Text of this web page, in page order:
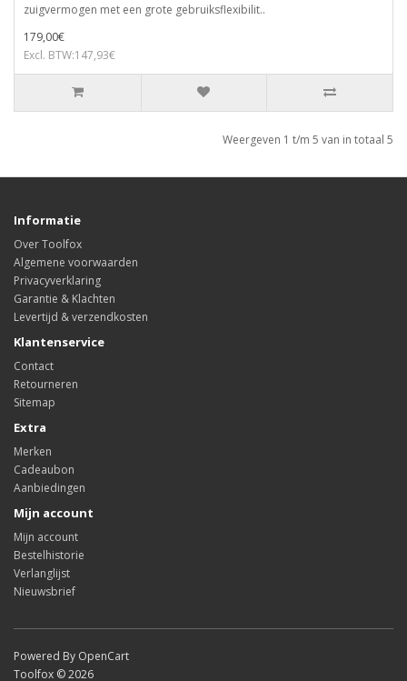
zuigvermogen met een grote gebruiksflexibilit..
179,00€
Excl. BTW:147,93€
Weergeven 1 t/m 5 van in totaal 5
Informatie
Over Toolfox
Algemene voorwaarden
Privacyverklaring
Garantie & Klachten
Levertijd & verzendkosten
Klantenservice
Contact
Retourneren
Sitemap
Extra
Merken
Cadeaubon
Aanbiedingen
Mijn account
Mijn account
Bestelhistorie
Verlanglijst
Nieuwsbrief
Powered By OpenCart
Toolfox © 2026